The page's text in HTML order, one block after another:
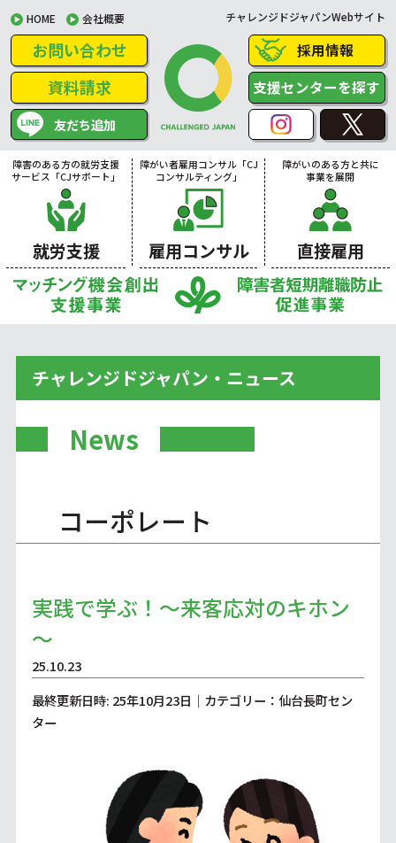
HOME 会社概要 チャレンジドジャパンWebサイト
お問い合わせ
資料請求
友だち追加
採用情報
支援センターを探す
障害のある方の就労支援
サービス「CJサポート」
就労支援
障がい者雇用コンサル「CJ
コンサルティング」
雇用コンサル
障がいのある方と共に
事業を展開
直接雇用
チャレンジドジャパン・ニュース
News
コーポレート
実践で学ぶ！～来客応対のキホン
～
25.10.23
最終更新日時: 25年10月23日｜カテゴリー：仙台長町セン
ター